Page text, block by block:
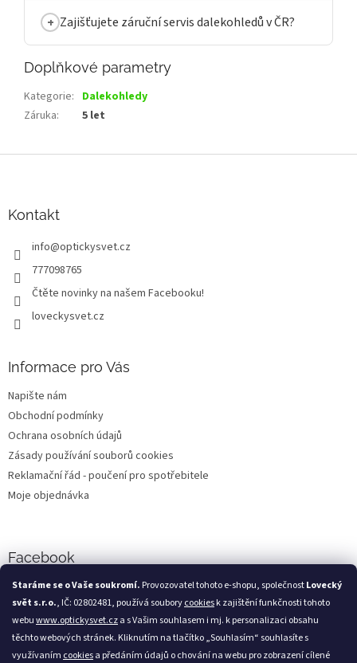
Staráme se o Vaše soukromí. Provozovatel tohoto e-shopu, společnostLovecký
svět s.r.o., IČ: 02802481, používá souborycookiesk zajištění funkčnosti tohoto
webuwww.optickysvet.cza s Vašim souhlasem i mj. k personalizaci obsahu
těchto webových stránek. Kliknutím na tlačítko „Souhlasím“ souhlasíte s
využívaním cookiesa předáním údajů o chování na webu pro zobrazení cílené
Zajišťujete záruční servis dalekohledů v ČR?
Doplňkové parametry
Kategorie: Dalekohledy
Záruka: 5 let
Kontakt
info@optickysvet.cz
777098765
Čtěte novinky na našem Facebooku!
loveckysvet.cz
Informace pro Vás
Napište nám
Obchodní podmínky
Ochrana osobních údajů
Zásady používání souborů cookies
Reklamační řád - poučení pro spotřebitele
Moje objednávka
Facebook
Loveckýsvět.cz